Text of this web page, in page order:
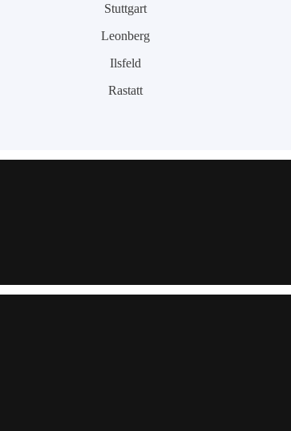
Stuttgart
Leonberg
Ilsfeld
Rastatt